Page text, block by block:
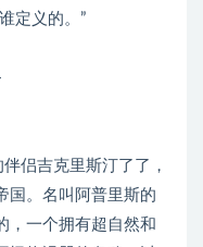
定义的。”
侣吉克里斯汀了了，
国。名叫阿普里斯的
，一个拥有超自然和